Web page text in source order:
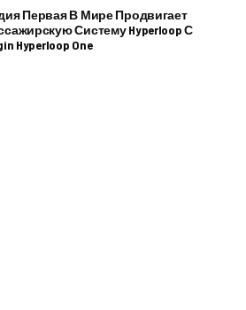
Первая В Мире Продвигает
Систему Hyperloop С
Hyperloop One